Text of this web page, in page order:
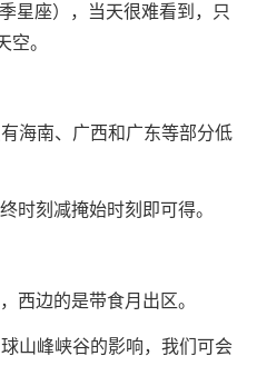
星座），当天很难看到，只
空。
海南、广西和广东等部分低
时刻减掩始时刻即可得。
西边的是带食月出区。
山峰峡谷的影响，我们可会